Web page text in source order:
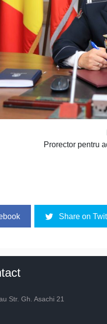
Prorector pentru
Share on
Str. Gh. Asachi 21